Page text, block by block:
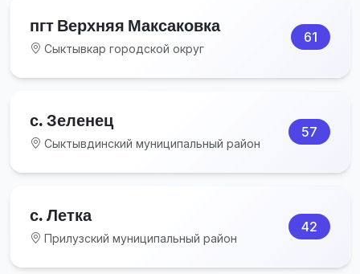
пгт Верхняя Максаковка
Сыктывкар городской округ
61
с. Зеленец
Сыктывдинский муниципальный район
57
с. Летка
Прилузский муниципальный район
42